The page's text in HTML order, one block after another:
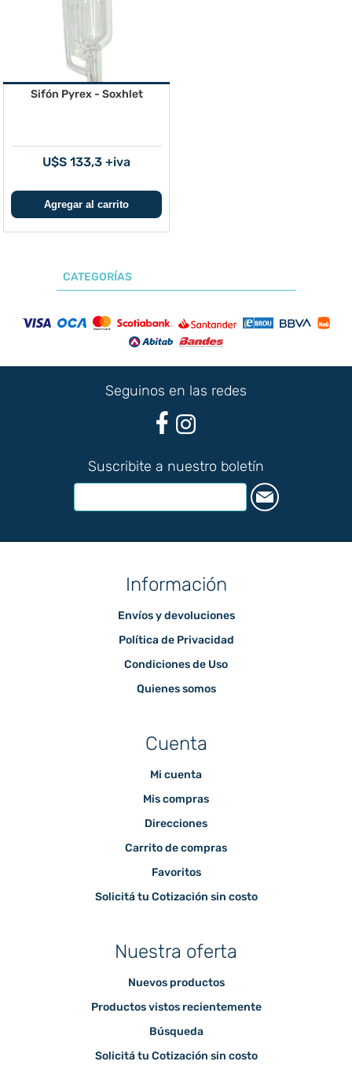
Sifón Pyrex - Soxhlet
U$S 133,3 +iva
CATEGORÍAS
Seguinos en las redes
Suscribite a nuestro boletín
Información
Envíos y devoluciones
Política de Privacidad
Condiciones de Uso
Quienes somos
Cuenta
Mi cuenta
Mis compras
Direcciones
Carrito de compras
Favoritos
Solicitá tu Cotización sin costo
Nuestra oferta
Nuevos productos
Productos vistos recientemente
Búsqueda
Solicitá tu Cotización sin costo